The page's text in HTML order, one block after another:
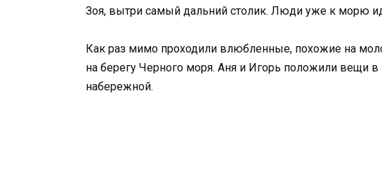
Зоя, вытри самый дальний столик. Люди уже к морю
Как раз мимо проходили влюбленные, похожие на
на берегу Черного моря. Аня и Игорь положили вещи
набережной.